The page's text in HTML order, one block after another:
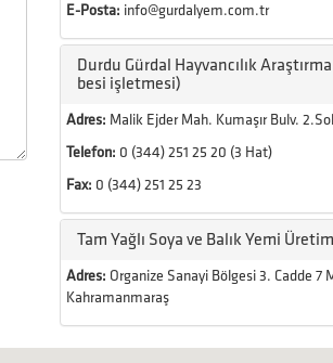
E-Posta: info@gurdalyem.com.tr
Durdu Gürdal Hayvancılık
besi işletmesi)
Adres: Malik Ejder Mah. Kumaşır Bulv.
Telefon: 0 (344) 251 25 20 (3 Hat)
Fax: 0 (344) 251 25 23
Tam Yağlı Soya ve Balık Yemi
Adres: Organize Sanayi Bölgesi 3. Cadde
Kahramanmaraş